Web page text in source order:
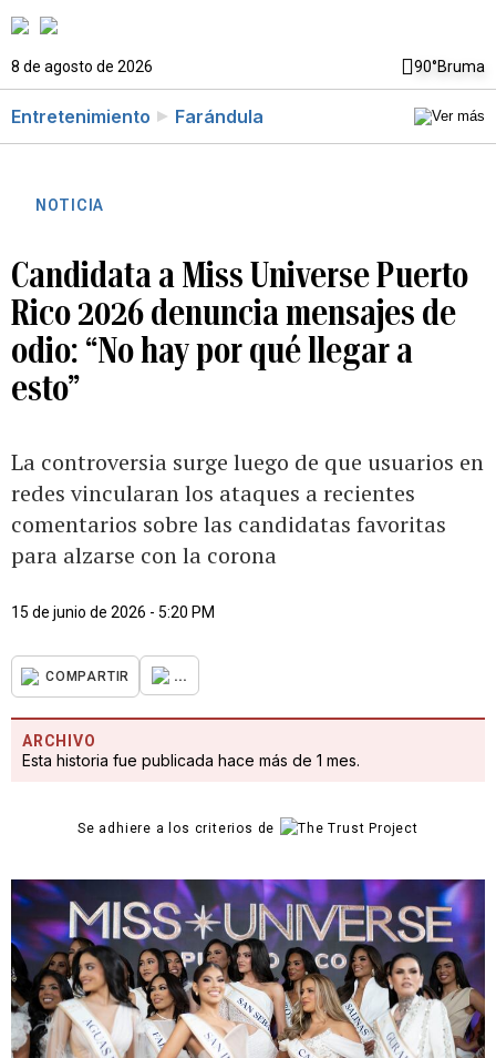
8 de agosto de 2026 90°Bruma
Entretenimiento Farándula
NOTICIA
Candidata a Miss Universe Puerto
Rico 2026 denuncia mensajes de
odio: “No hay por qué llegar a
esto”
La controversia surge luego de que usuarios en
redes vincularan los ataques a recientes
comentarios sobre las candidatas favoritas
para alzarse con la corona
15 de junio de 2026 - 5:20 PM
COMPARTIR ...
ARCHIVO
Esta historia fue publicada hace más de 1 mes.
Se adhiere a los criterios de